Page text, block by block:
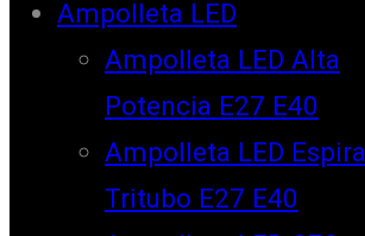
Ampolleta LED
Ampolleta LED Alta
Potencia E27 E40
Ampolleta LED
Tritubo E27 E40